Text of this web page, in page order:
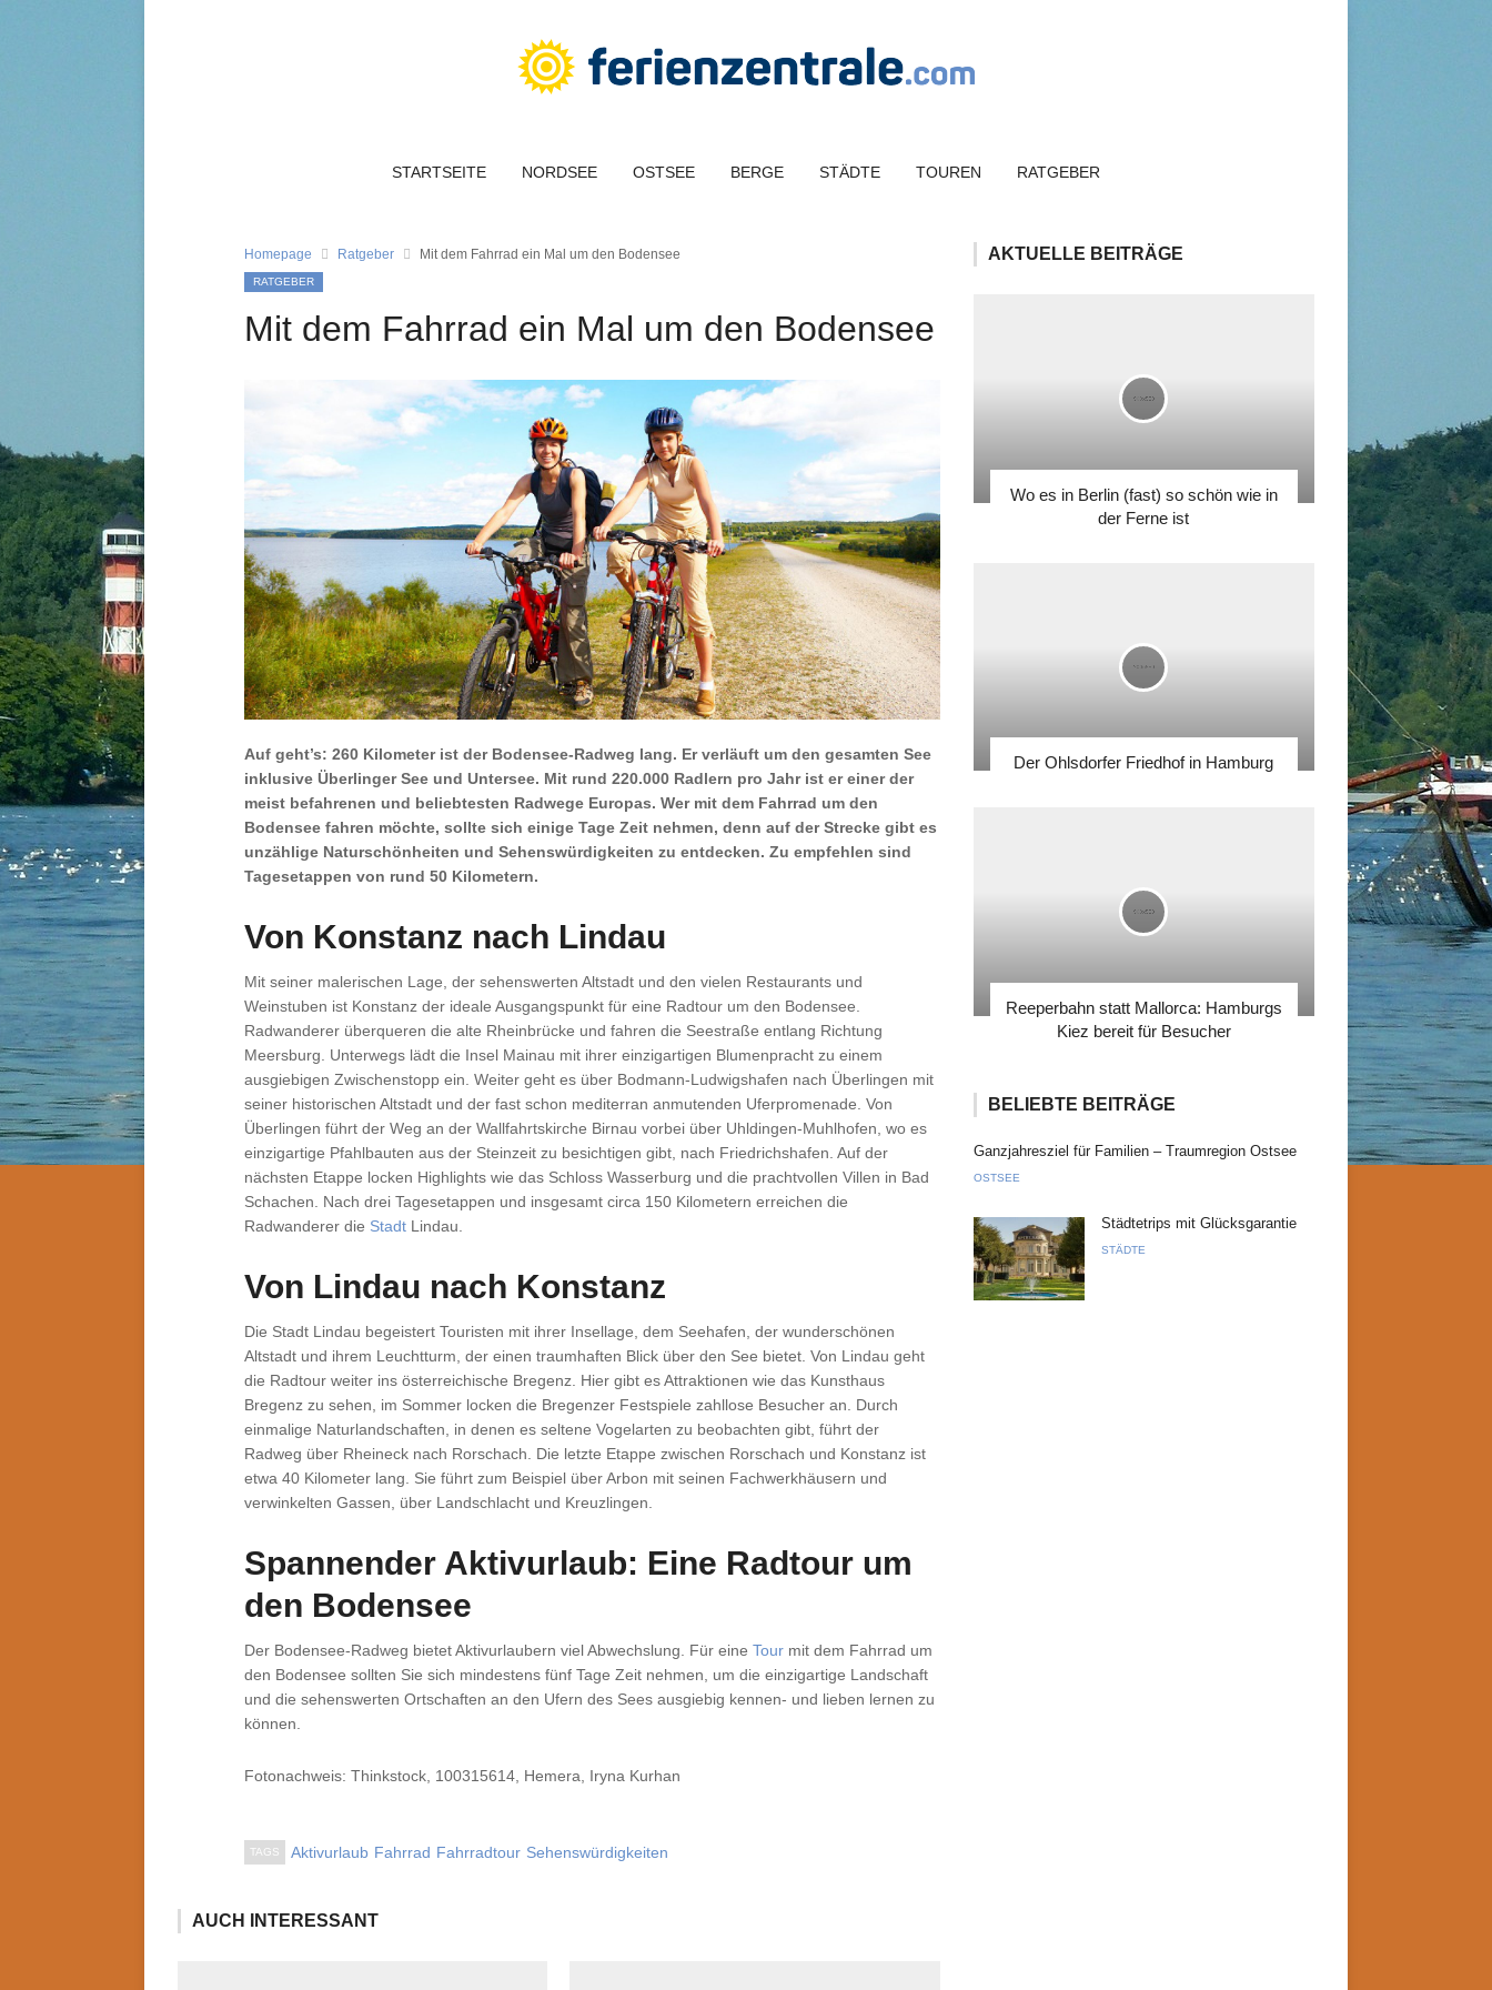
STARTSEITE NORDSEE OSTSEE BERGE STÄDTE TOUREN RATGEBER
Homepage Ratgeber Mit dem Fahrrad ein Mal um den Bodensee
RATGEBER
Mit dem Fahrrad ein Mal um den Bodensee
Auf geht’s: 260 Kilometer ist der Bodensee-Radweg lang. Er verläuft um den gesamten See
inklusive Überlinger See und Untersee. Mit rund 220.000 Radlern pro Jahr ist er einer der
meist befahrenen und beliebtesten Radwege Europas. Wer mit dem Fahrrad um den
Bodensee fahren möchte, sollte sich einige Tage Zeit nehmen, denn auf der Strecke gibt es
unzählige Naturschönheiten und Sehenswürdigkeiten zu entdecken. Zu empfehlen sind
Tagesetappen von rund 50 Kilometern.
Von Konstanz nach Lindau
Mit seiner malerischen Lage, der sehenswerten Altstadt und den vielen Restaurants und
Weinstuben ist Konstanz der ideale Ausgangspunkt für eine Radtour um den Bodensee.
Radwanderer überqueren die alte Rheinbrücke und fahren die Seestraße entlang Richtung
Meersburg. Unterwegs lädt die Insel Mainau mit ihrer einzigartigen Blumenpracht zu einem
ausgiebigen Zwischenstopp ein. Weiter geht es über Bodmann-Ludwigshafen nach Überlingen mit
seiner historischen Altstadt und der fast schon mediterran anmutenden Uferpromenade. Von
Überlingen führt der Weg an der Wallfahrtskirche Birnau vorbei über Uhldingen-Muhlhofen, wo es
einzigartige Pfahlbauten aus der Steinzeit zu besichtigen gibt, nach Friedrichshafen. Auf der
nächsten Etappe locken Highlights wie das Schloss Wasserburg und die prachtvollen Villen in Bad
Schachen. Nach drei Tagesetappen und insgesamt circa 150 Kilometern erreichen die
Radwanderer die Stadt Lindau.
Von Lindau nach Konstanz
Die Stadt Lindau begeistert Touristen mit ihrer Insellage, dem Seehafen, der wunderschönen
Altstadt und ihrem Leuchtturm, der einen traumhaften Blick über den See bietet. Von Lindau geht
die Radtour weiter ins österreichische Bregenz. Hier gibt es Attraktionen wie das Kunsthaus
Bregenz zu sehen, im Sommer locken die Bregenzer Festspiele zahllose Besucher an. Durch
einmalige Naturlandschaften, in denen es seltene Vogelarten zu beobachten gibt, führt der
Radweg über Rheineck nach Rorschach. Die letzte Etappe zwischen Rorschach und Konstanz ist
etwa 40 Kilometer lang. Sie führt zum Beispiel über Arbon mit seinen Fachwerkhäusern und
verwinkelten Gassen, über Landschlacht und Kreuzlingen.
Spannender Aktivurlaub: Eine Radtour um
den Bodensee
Der Bodensee-Radweg bietet Aktivurlaubern viel Abwechslung. Für eine Tour mit dem Fahrrad um
den Bodensee sollten Sie sich mindestens fünf Tage Zeit nehmen, um die einzigartige Landschaft
und die sehenswerten Ortschaften an den Ufern des Sees ausgiebig kennen- und lieben lernen zu
können.
Fotonachweis: Thinkstock, 100315614, Hemera, Iryna Kurhan
TAGS Aktivurlaub Fahrrad Fahrradtour Sehenswürdigkeiten
AUCH INTERESSANT
AKTUELLE BEITRÄGE
Wo es in Berlin (fast) so schön wie in
der Ferne ist
Der Ohlsdorfer Friedhof in Hamburg
Reeperbahn statt Mallorca: Hamburgs
Kiez bereit für Besucher
BELIEBTE BEITRÄGE
Ganzjahresziel für Familien – Traumregion Ostsee
OSTSEE
Städtetrips mit Glücksgarantie
STÄDTE